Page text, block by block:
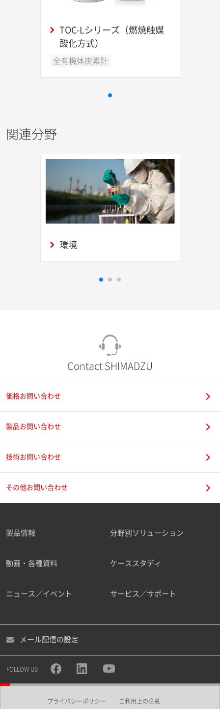
TOC-Lシリーズ（燃焼触媒
酸化方式）
全有機体炭素計
関連分野
環境
Contact SHIMADZU
価格お問い合わせ
製品お問い合わせ
技術お問い合わせ
その他お問い合わせ
製品情報 分野別ソリューション
動画・各種資料 ケーススタディ
ニュース／イベント サービス／サポート
メール配信の設定
FOLLOW US
プライバシーポリシー ご利用上の注意